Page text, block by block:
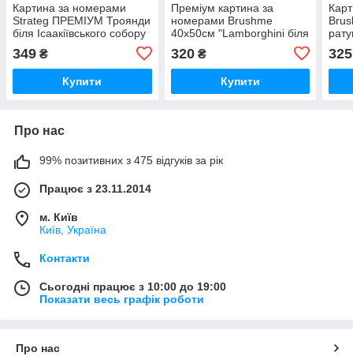
Картина за номерами
Strateg ПРЕМІУМ Троянди
біля Ісаакіївського собору
з лаком розміром 40х50
см (GS1241)
349 ₴
Купити
Преміум картина за
номерами Brushme
40x50см "Lamborghini біля
320₴
Купити
325
Про нас
99% позитивних з 475 відгуків за рік
Працює з 23.11.2014
м. Київ
Київ, Україна
Контакти
Сьогодні працює з 10:00 до 19:00
Показати весь графік роботи
Про нас